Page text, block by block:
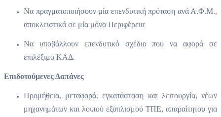
Να πραγματοποιήσουν μία επενδυτική πρόταση ανά Α.Φ.Μ.,
αποκλειστικά σε μία μόνο Περιφέρεια
Να υποβάλλουν επενδυτικό σχέδιο που να αφορά σε
επιλέξιμο ΚΑΔ.
Επιδοτούμενες Δαπάνες
Προμήθεια, μεταφορά, εγκατάσταση και λειτουργία, νέων
μηχανημάτων και λοιπού εξοπλισμού ΤΠΕ, απαραίτητου για